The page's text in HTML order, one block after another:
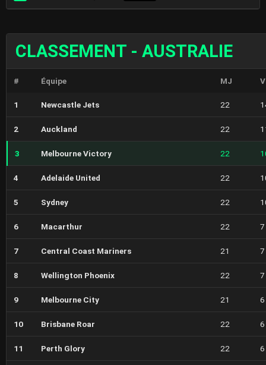
CLASSEMENT - AUSTRALIE
# Équipe MJ V
1 Newcastle Jets 22
2 Auckland 22
3 Melbourne Victory 22
4 Adelaide United 22
5 Sydney 22
6 Macarthur 22 7
7 Central Coast Mariners 21 7
8 Wellington Phoenix 22 7
9 Melbourne City 21 6
10 Brisbane Roar 22 6
11 Perth Glory 22 6